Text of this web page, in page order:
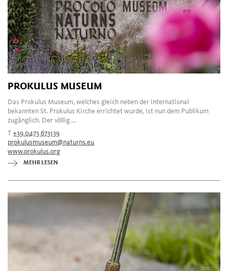
PROKULUS MUSEUM
Das Prokulus Museum, welches gleich neben der international
bekannten St. Prokulus Kirche errichtet wurde, ist nun dem Publikum
zugänglich. Der völlig ...
T+39 0473 673139
prokulusmuseum@naturns.eu
www.prokulus.org
MEHR LESEN